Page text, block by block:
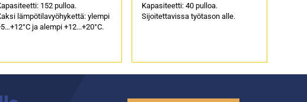
152 pulloa.
lämpötilavyöhykettä: ylempi
ja alempi +12...+20°C.
Kapasiteetti: 40 pulloa.
Sijoitettavissa työtason alle.